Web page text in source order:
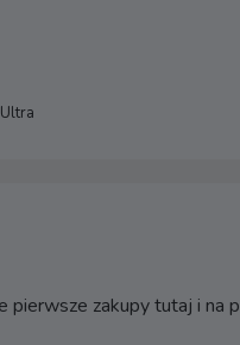
pierwsze zakupy tutaj i na